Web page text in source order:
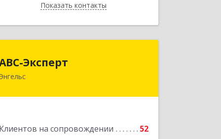
Показать контакты
Назад
Эксперт
Энгельс
Клиентов на сопровождении
52
413105, Саратовская обл, Энгельс г,